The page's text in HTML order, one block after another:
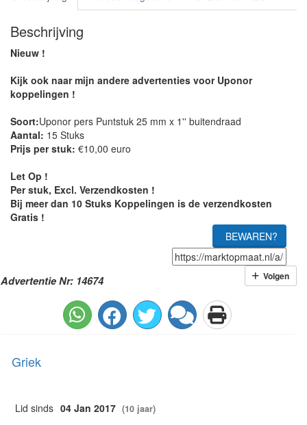
Beschrijving
Nieuw !
Kijk ook naar mijn andere advertenties voor Uponor
koppelingen !
Soort:Uponor pers Puntstuk 25 mm x 1'' buitendraad
Aantal: 15 Stuks
Prijs per stuk: €10,00 euro
Let Op !
Per stuk, Excl. Verzendkosten !
Bij meer dan 10 Stuks Koppelingen is de verzendkosten
Gratis !
BEWAREN?
Advertentie Nr: 14674 Volgen
Griek
Lid sinds 04 Jan 2017 (10 jaar)